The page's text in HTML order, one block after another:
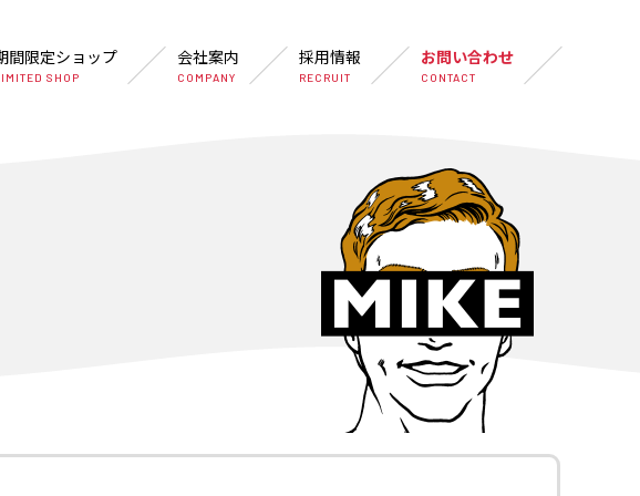
間限定ショップ
SHOP
会社案内
COMPANY
採用情報
RECRUIT
お問い合わせ
CONTACT